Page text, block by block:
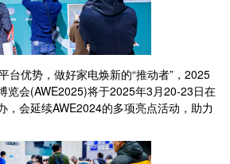
优势，做好家电焕新的“推动者”，2025
览会(AWE2025)将于2025年3月20-23日在
，会延续AWE2024的多项亮点活动，助力